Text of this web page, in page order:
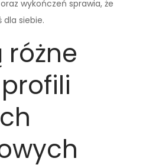
wykończeń sprawia, że
dla siebie.
różne